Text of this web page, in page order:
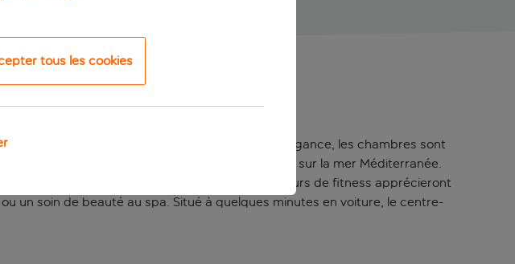
la plage de Golden Bay à Larnaca. Tout en élégance, les chambres sont
jacuzzi extérieur privé avec une superbe vue sur la mer Méditerranée.
y prélasser sous un parasol Tiki. Les amateurs de fitness apprécieront
un soin de beauté au spa. Situé à quelques minutes en voiture, le centre-
tous les cookies